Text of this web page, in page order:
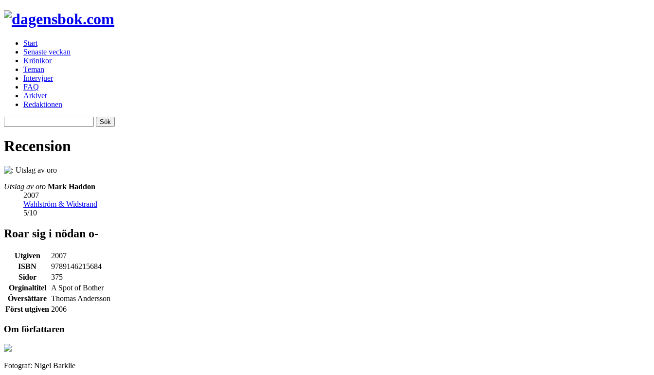
Start
Senaste veckan
Krönikor
Teman
Intervjuer
FAQ
Arkivet
Redaktionen
Recension
Utslag av oro Mark Haddon
2007
Wahlström & Widstrand
5/10
Roar sig i nödan o-
Utgiven
2007
ISBN
9789146215684
Sidor
375
Orginaltitel
A Spot of Bother
Översättare Thomas Andersson
Först utgiven 2006
Om författaren
Fotograf: Nigel Barklie